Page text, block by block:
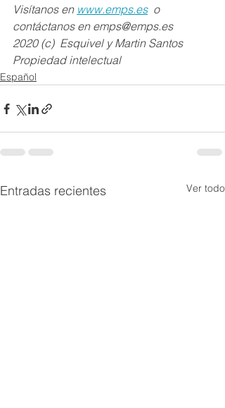
Visítanos en www.emps.es
  o
contáctanos en emps@emps.es
2020 (c)  Esquivel y Martin Santos
Propiedad intelectual
Español
Entradas recientes Ver todo